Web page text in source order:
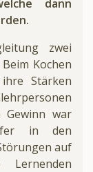
dann
zwei
Kochen
Stärken
Gewinn war
in den
auf
Lernenden